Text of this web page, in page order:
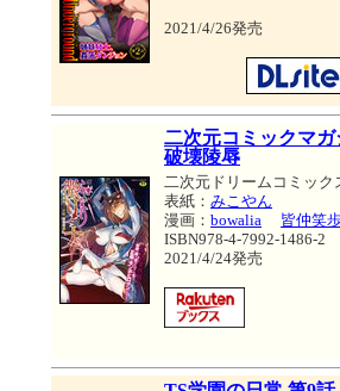
2021/4/26発売
二次元コミックマ
破壊陵辱
二次元ドリームコミック
表紙： みこやん
漫画： bowalia
皆仲笑
ISBN978-4-7992-1486-2
2021/4/24発売